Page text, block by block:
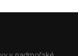
v nadmořské